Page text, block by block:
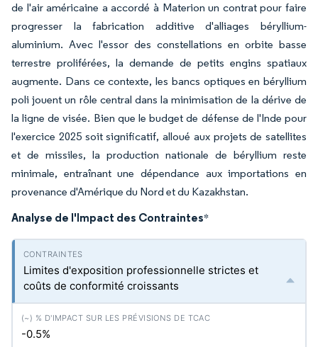
de l'air américaine a accordé à Materion un contrat pour faire
progresser la fabrication additive d'alliages béryllium-
aluminium. Avec l'essor des constellations en orbite basse
terrestre proliférées, la demande de petits engins spatiaux
augmente. Dans ce contexte, les bancs optiques en béryllium
poli jouent un rôle central dans la minimisation de la dérive de
la ligne de visée. Bien que le budget de défense de l'Inde pour
l'exercice 2025 soit significatif, alloué aux projets de satellites
et de missiles, la production nationale de béryllium reste
minimale, entraînant une dépendance aux importations en
provenance d'Amérique du Nord et du Kazakhstan.
Analyse de l'Impact des Contraintes*
Limites d'exposition professionnelle strictes et
coûts de conformité croissants
-0.5%